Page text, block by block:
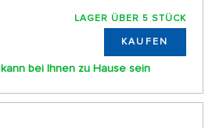
LAGER ÜBER 5 STÜCK
KAUFEN
kann bei Ihnen zu Hause sein